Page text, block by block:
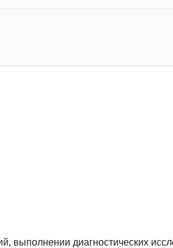
выполнении диагностических